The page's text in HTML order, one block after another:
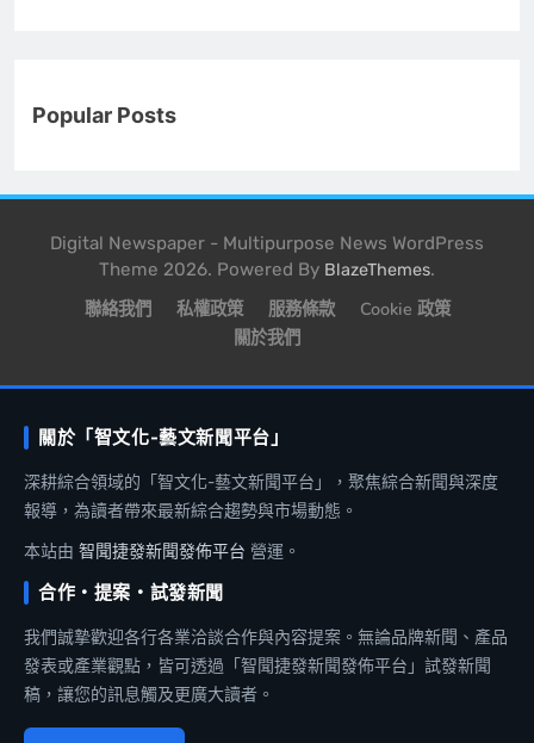
Popular Posts
Digital Newspaper - Multipurpose News WordPress
Theme 2026. Powered By BlazeThemes.
聯絡我們 私權政策 服務條款
Cookie 政策
關於我們
關於「智文化-藝文新聞平台」
深耕綜合領域的「智文化-藝文新聞平台」，聚焦綜合新聞與深度
報導，為讀者帶來最新綜合趨勢與市場動態。
本站由 智聞捷發新聞發佈平台 營運。
合作・提案・試發新聞
我們誠摯歡迎各行各業洽談合作與內容提案。無論品牌新聞、產品
發表或產業觀點，皆可透過「智聞捷發新聞發佈平台」試發新聞
稿，讓您的訊息觸及更廣大讀者。